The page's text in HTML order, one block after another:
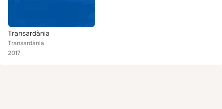
Transardània
Transardània
2017